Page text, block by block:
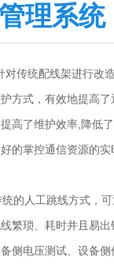
理系统
传统配线架进行改
方式，有效地提高
高了维护效率,降低
的掌控通信资源的实
的人工跳线方式，
繁琐、耗时并且易
侧电压测试、设备